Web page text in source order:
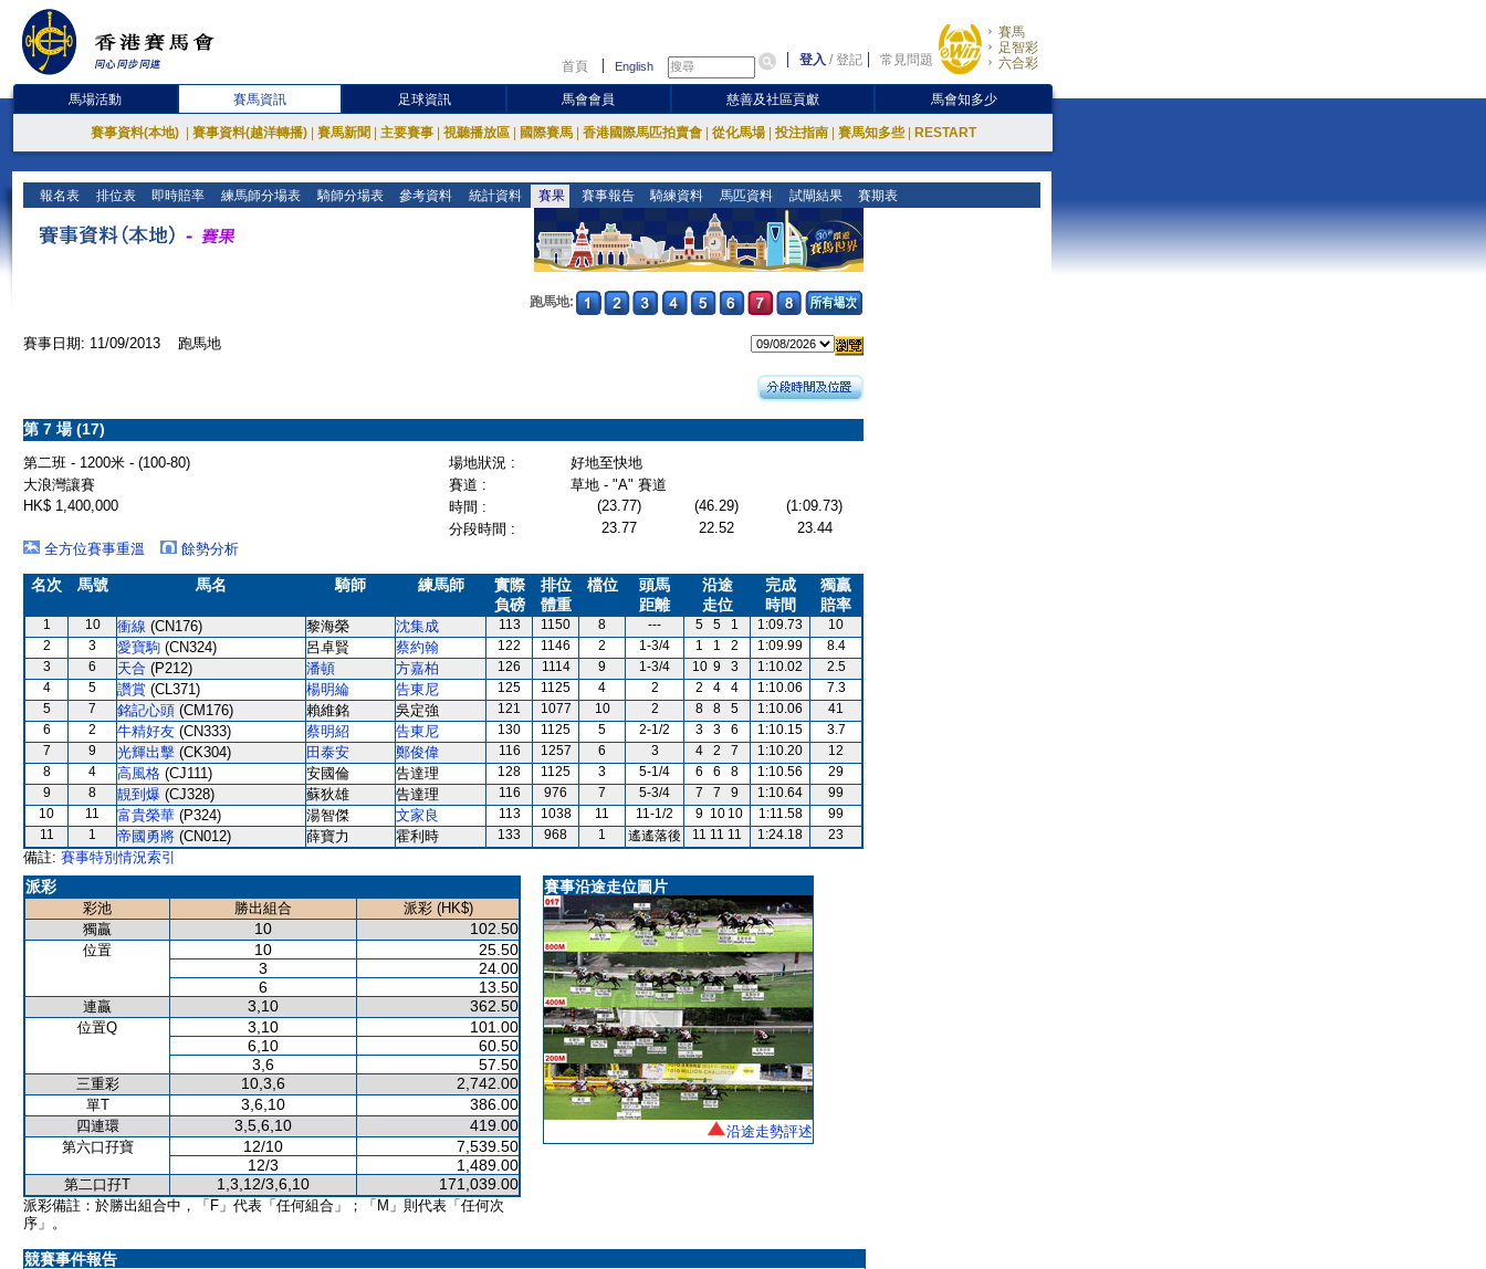
首頁 English 登入 /登記 常見問題
賽馬
足智彩
六合彩
馬場活動 賽馬資訊 足球資訊 馬會會員 慈善及社區貢獻 馬會知多少
賽事資料(本地) 賽事資料(越洋轉播) 賽馬新聞 主要賽事 視聽播放區 國際賽馬 香港國際馬匹拍賣會 從化馬場 投注指南 賽馬知多些 RESTART
報名表 排位表 即時賠率 練馬師分場表 騎師分場表 參考資料 統計資料 賽果 賽事報告 騎練資料 馬匹資料 試閘結果 賽期表
跑馬地:
賽事日期: 11/09/2013 跑馬地
第 7 場 (17)
第二班 - 1200米 - (100-80) 場地狀況 :
好地至快地
大浪灣讓賽
賽道 :
草地 - "A" 賽道
HK$ 1,400,000
時間 : (23.77) (46.29)
(1:09.73)
分段時間 :
23.77 22.52
23.44
全方位賽事重溫
餘勢分析
名次 馬號 馬名 騎師 練馬師
實際
負磅
排位
體重
檔位
頭馬
距離
沿途
走位
完成
時間
獨贏
賠率
1 10 衝線 (CN176) 黎海榮 沈集成 113 1150 8 --- 5 5 1 1:09.73
10
2
3 愛寶駒 (CN324) 呂卓賢 蔡約翰 122 1146 2 1-3/4 1 1 2 1:09.99
8.4
3
6 天合 (P212) 潘頓 方嘉柏 126 1114 9 1-3/4 10 9 3 1:10.02
2.5
4
5 讚賞 (CL371) 楊明綸 告東尼 125 1125 4 2 2 4 4 1:10.06
7.3
5
7 銘記心頭 (CM176) 賴維銘 吳定強 121 1077 10 2 8 8 5 1:10.06
41
6
2 牛精好友 (CN333) 蔡明紹 告東尼 130 1125 5 2-1/2 3 3 6 1:10.15
3.7
7
9 光輝出擊 (CK304) 田泰安 鄭俊偉 116 1257 6 3 4 2 7 1:10.20
12
8
4 高風格 (CJ111) 安國倫 告達理 128 1125 3 5-1/4 6 6 8 1:10.56
29
9
8 靚到爆 (CJ328) 蘇狄雄 告達理 116 976 7 5-3/4 7 7 9 1:10.64
99
10
11 富貴榮華 (P324) 湯智傑 文家良 113 1038 11 11-1/2 9 10 10 1:11.58
99
11
1 帝國勇將 (CN012) 薛寶力 霍利時 133 968 1 遙遙落後 11 11 11 1:24.18 23
備註: 賽事特別情況索引
派彩
彩池 勝出組合
派彩 (HK$)
獨贏
10 102.50
位置 10
25.50
3
24.00
6
13.50
連贏 3,10 362.50
位置Q 3,10
101.00
6,10
60.50
3,6
57.50
三重彩 10,3,6 2,742.00
單T 3,6,10 386.00
四連環 3,5,6,10 419.00
第六口孖寶 12/10
7,539.50
12/3
1,489.00
第二口孖T 1,3,12/3,6,10 171,039.00
派彩備註：於勝出組合中，「F」代表「任何組合」；「M」則代表「任何次
序」。
賽事沿途走位圖片
沿途走勢評述
競賽事件報告